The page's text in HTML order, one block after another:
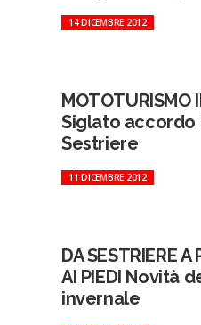
14 DICEMBRE 2012
MOTOTURISMO
Siglato accordo
Sestriere
11 DICEMBRE 2012
DA SESTRIERE A
AI PIEDI Novità
invernale